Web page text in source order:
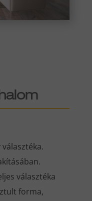
választéka
forma,